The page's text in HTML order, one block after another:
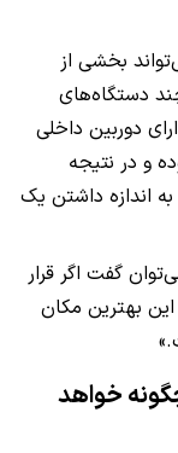
بخشی از
دستگاه‌های
دوربین داخلی
و در نتیجه
اندازه داشتن یک
گفت اگر قرار
بهترین مکان
خواهد